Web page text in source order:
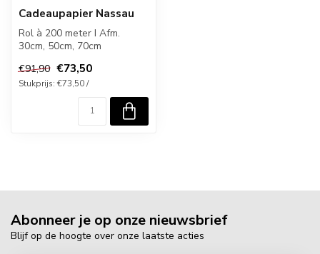
Cadeaupapier Nassau
Rol à 200 meter I Afm.
30cm, 50cm, 70cm
€91,90 €73,50
Stukprijs: €73,50 /
Abonneer je op onze nieuwsbrief
Blijf op de hoogte over onze laatste acties